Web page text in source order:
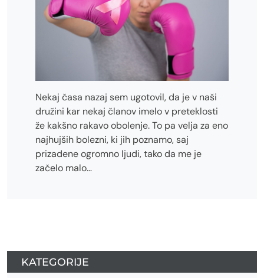
Nekaj časa nazaj sem ugotovil, da je v naši
družini kar nekaj članov imelo v preteklosti
že kakšno rakavo obolenje. To pa velja za eno
najhujših bolezni, ki jih poznamo, saj
prizadene ogromno ljudi, tako da me je
začelo malo…
KATEGORIJE